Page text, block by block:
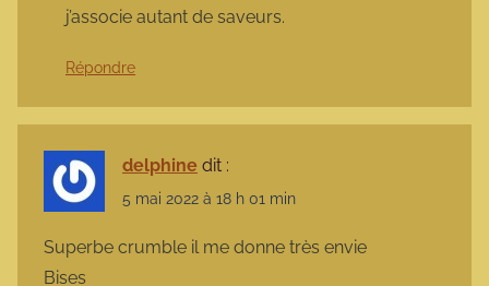
j’associe autant de saveurs.
Répondre
delphine dit :
5 mai 2022 à 18 h 01 min
Superbe crumble il me donne très envie
Bises